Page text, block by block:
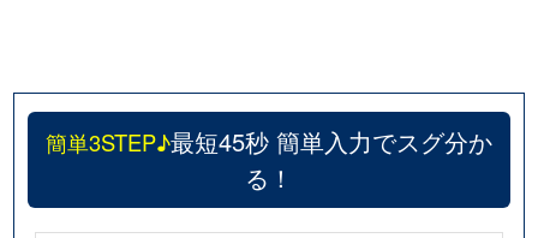
簡単3STEP♪最短45秒 簡単入力でスグ分か
る！